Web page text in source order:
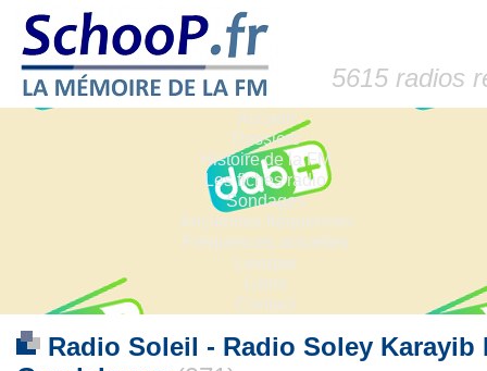
5615 radios
Accueil
Dossiers
Histoire de la FM
Les fiches radio
Sondages
Anciennes fréquences
Fréquences actuelles
Lexique
Liens
Contact
Radio Soleil - Radio Soley